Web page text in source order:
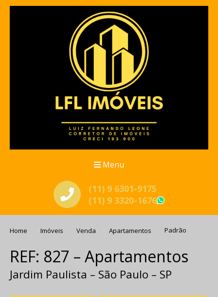
Menu
(11) 9 6301-9175
(11) 9 3320-1676
Home Imóveis Venda Apartamentos Padrão
REF: 827 – Apartamentos
Jardim Paulista – São Paulo – SP